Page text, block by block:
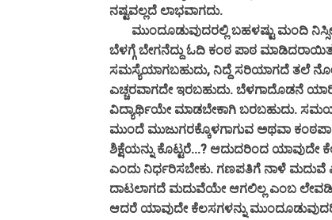
ನಷ್ಟವಲ್ಲದೆ ಲಾಭವಾಗದು.
ಮುಂದೂಡುವುದರಲ್ಲಿ ಬಹಳಷ್ಟು ಮಂದಿ
ಬೆಳಗ್ಗೆ ಬೇಗನೆದ್ದು ಓದಿ ಕಂಠ ಪಾಠ
ಸಮಸ್ಯೆಯಾಗಬಹುದು, ನಿದ್ದೆ ಸರಿಯಾಗದೆ ತಲೆ
ಎಚ್ಚರವಾಗದೇ ಇರಬಹುದು. ಬೆಳಗಾದೊಡನೆ
ವಿದ್ಯಾರ್ಥಿಯೇ ಮಾಡಬೇಕಾಗಿ ಬರಬಹುದು.
ಮುಂದೆ ಮುಜುಗರಕ್ಕೊಳಗಾಗುವ ಅಥವಾ
ಶಿಕ್ಷೆಯನ್ನು ಕೊಟ್ಟರೆ...? ಆದುದರಿಂದ ಯಾವುದೇ
ಎಂದು ನಿರ್ಧರಿಸಬೇಕು. ಗಣಪತಿಗೆ ನಾಳೆ ಮದುವೆ
ದಾಟಲಾಗದೆ ಮದುವೆಯೇ ಆಗಲಿಲ್ಲ ಎಂಬ
ಆದರೆ ಯಾವುದೇ ಕೆಲಸಗಳನ್ನು